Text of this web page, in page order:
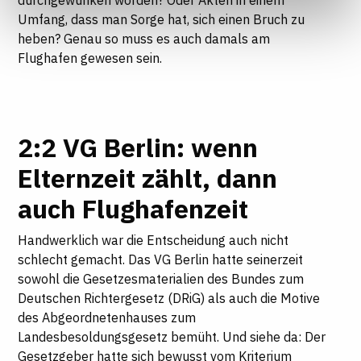
Seite auf "Cookie-Einstellungen" klicken. Weitere
Informationen finden Sie in unseren
Datenschutzhinweisen
Umfang, dass man Sorge hat, sich einen Bruch zu
heben? Genau so muss es auch damals am
Flughafen gewesen sein.
2:2 VG Berlin: wenn
Elternzeit zählt, dann
auch Flughafenzeit
Handwerklich war die Entscheidung auch nicht
schlecht gemacht. Das VG Berlin hatte seinerzeit
sowohl die Gesetzesmaterialien des Bundes zum
Deutschen Richtergesetz (DRiG) als auch die Motive
des Abgeordnetenhauses zum
Landesbesoldungsgesetz bemüht. Und siehe da: Der
Gesetzgeber hatte sich bewusst vom Kriterium